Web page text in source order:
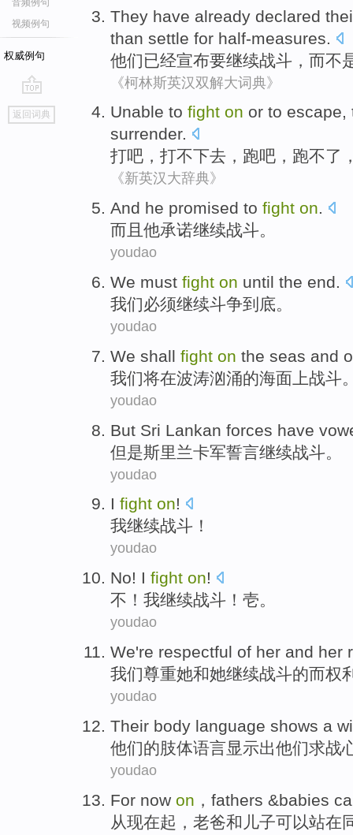
音频例句
视频例句
权威例句
go
top
返回词典
They have already declared
than settle for half-measures
他们已经宣布要继续战斗 ， 而不
《柯林斯英汉双解大词典》
Unable to fight on or to escape,
surrender.
打吧，打不下去 ， 跑吧，跑不了
《新英汉大辞典》
And he promised to fight on.
而且 他承诺继续战斗。
youdao
We must fight on until the end.
我们必须继续斗争到底。
youdao
We shall fight on the seas and
我们将在波涛汹涌的海面上战斗
youdao
But Sri Lankan forces have
但是斯里兰卡军誓言继续战斗。
youdao
I fight on!
我继续战斗 ！
youdao
No! I fight on!
不 ！ 我继续战斗 ！壱。
youdao
We're respectful of her and her
我们尊重她和她继续战斗的而权
youdao
Their body language shows a
他们的肢体语言显示出他们求战
youdao
For now on ， fathers &babies
从现在起， 老爸和儿子可以站在